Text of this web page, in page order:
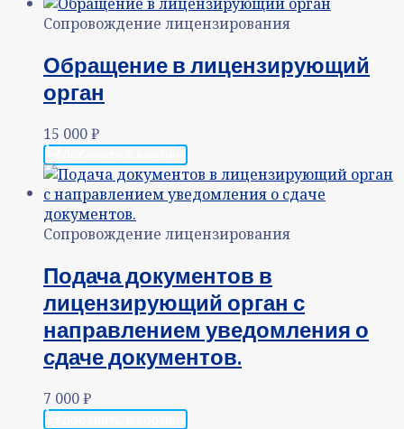
Сопровождение лицензирования
Обращение в лицензирующий
орган
15 000₽
Сопровождение лицензирования
Подача документов в
лицензирующий орган с
направлением уведомления о
сдаче документов.
7 000₽